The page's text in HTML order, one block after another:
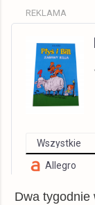
REKLAMA
Wszystkie
Allegro
Dwa tygodnie